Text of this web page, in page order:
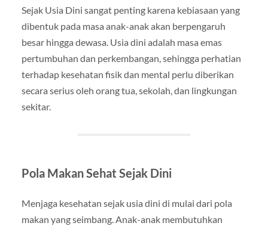
Sejak Usia Dini sangat penting karena kebiasaan yang
dibentuk pada masa anak-anak akan berpengaruh
besar hingga dewasa. Usia dini adalah masa emas
pertumbuhan dan perkembangan, sehingga perhatian
terhadap kesehatan fisik dan mental perlu diberikan
secara serius oleh orang tua, sekolah, dan lingkungan
sekitar.
Pola Makan Sehat Sejak Dini
Menjaga kesehatan sejak usia dini di mulai dari pola
makan yang seimbang. Anak-anak membutuhkan